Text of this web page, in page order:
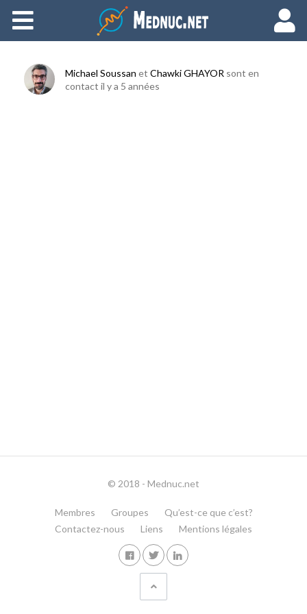
Ajouter du contenu
Michael Soussan et Chawki GHAYOR sont en
contact il y a 5 années
© 2018 - Mednuc.net
Membres Groupes
Qu’est-ce que c’est?
Contactez-nous
Liens Mentions légales